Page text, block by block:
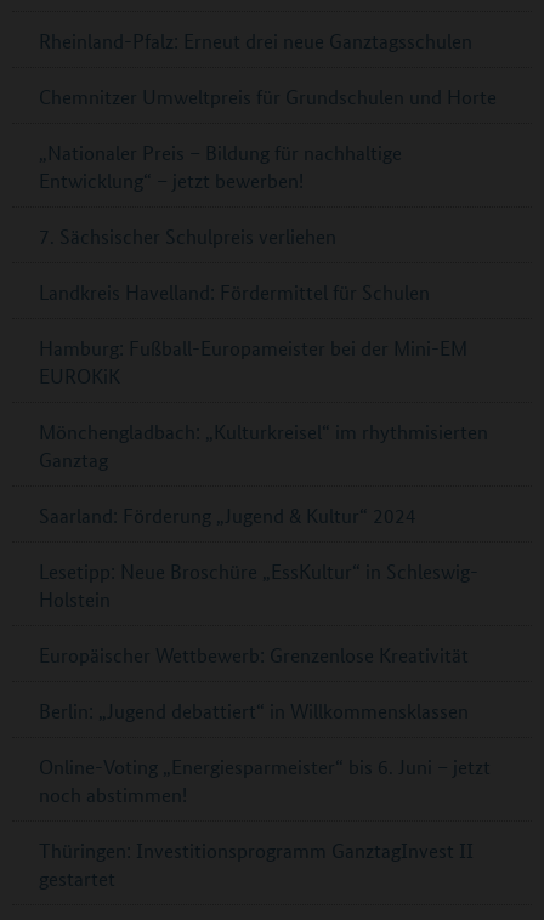
Rheinland-Pfalz: Erneut drei neue Ganztagsschulen
Chemnitzer Umweltpreis für Grundschulen und Horte
„Nationaler Preis – Bildung für nachhaltige
Entwicklung“ – jetzt bewerben!
7. Sächsischer Schulpreis verliehen
Landkreis Havelland: Fördermittel für Schulen
Hamburg: Fußball-Europameister bei der Mini-EM
EUROKiK
Mönchengladbach: „Kulturkreisel“ im rhythmisierten
Ganztag
Saarland: Förderung „Jugend & Kultur“ 2024
Lesetipp: Neue Broschüre „EssKultur“ in Schleswig-
Holstein
Europäischer Wettbewerb: Grenzenlose Kreativität
Berlin: „Jugend debattiert“ in Willkommensklassen
Online-Voting „Energiesparmeister“ bis 6. Juni – jetzt
noch abstimmen!
Thüringen: Investitionsprogramm GanztagInvest II
gestartet